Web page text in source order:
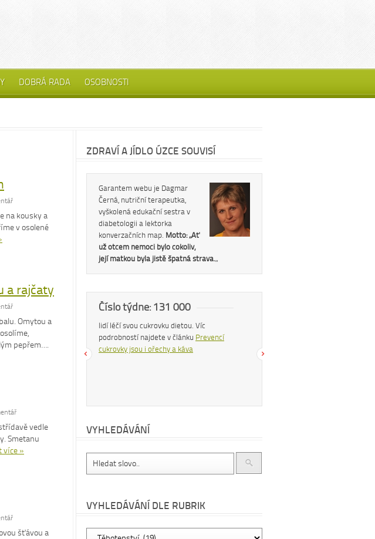
DOBRÁ RADA OSOBNOSTI
na kousky a
v osolené
a rajčaty
Omytou a
pepřem….
vedle
Smetanu
více »
šťávou a
ZDRAVÍ A JÍDLO ÚZCE SOUVISÍ
Garantem webu je Dagmar
Černá, nutriční terapeutka,
vyškolená edukační sestra v
diabetologii a lektorka
konverzačních map. Motto: „Ať
už otcem nemoci bylo cokoliv,
její matkou byla jistě špatná strava.„
Trpíte často
si upravit zažívání?
další problémy existuje
Číslo týdne: 131 000
lidí léčí svou cukrovku dietou. Víc
podrobností najdete v článku Prevencí
cukrovky jsou i ořechy a káva
čemuž se po pikantním jídle můžeme
cítit šťastnější a spokojenější. Více se
VYHLEDÁVÁNÍ
VYHLEDÁVÁNÍ DLE RUBRIK
Vyhledávání